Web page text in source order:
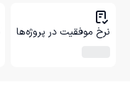
نرخ موفقیت در پروژه‌ها